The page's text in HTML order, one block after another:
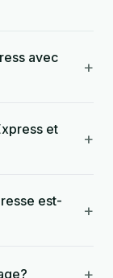
avec
+
et
+
est-
+
+